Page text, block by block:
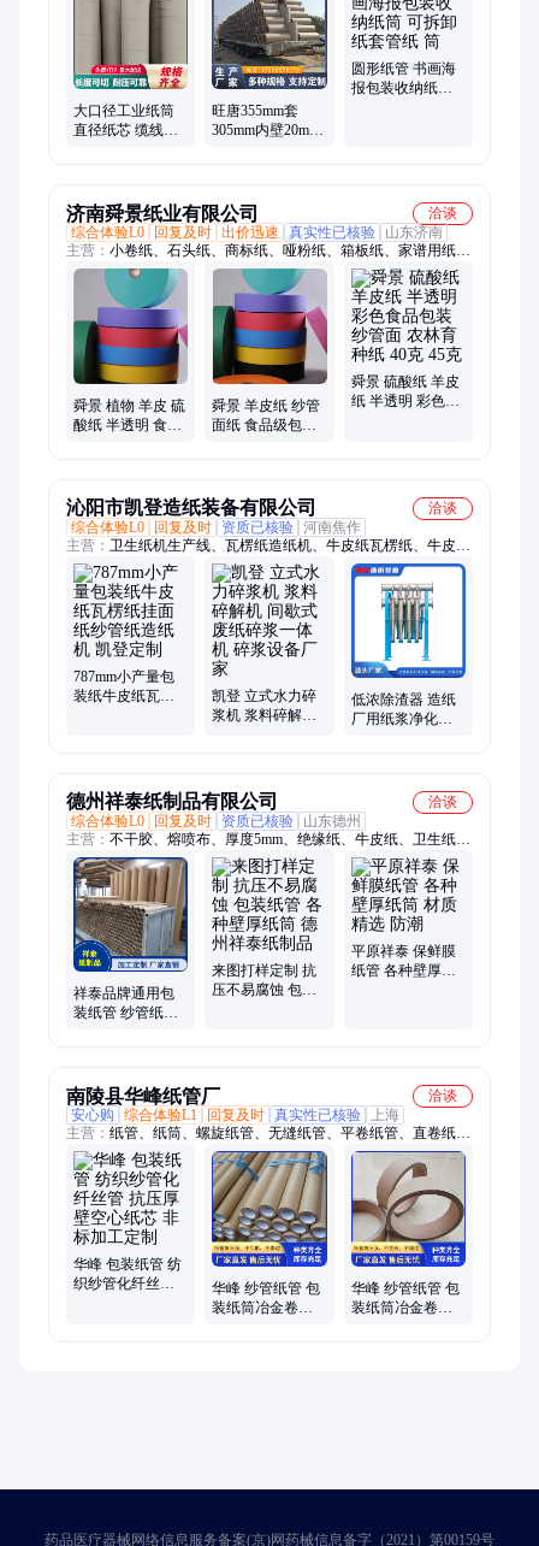
大口径工业纸筒
直径纸芯 缆线仪
旺唐355mm套
305mm内壁20mm
圆形纸管 书画海
报包装收纳纸筒
济南舜景纸业有限公司
洽谈
综合体验L0
回复及时 出价迅速 真实性已核验
山东济南
主营： 小卷纸、石头纸、商标纸、哑粉纸、箱板纸、家谱用纸、
双胶卡纸、宣传单纸、说明书纸、彩色杂志纸、说明书用纸、票
机打印纸、淋膜牛皮纸、打印标签纸、黄色牛皮纸、双面轻涂
纸、彩色打字纸、彩色薄页纸、厚铜版卡纸、粉数码彩印纸、手
提袋牛皮纸、米黄色道林纸、美术考试画纸、字典纸、防潮防油
舜景 植物 羊皮 硫
酸纸 半透明 食品
舜景 羊皮纸 纱管
面纸 食品级包装
舜景 硫酸纸 羊皮
纸 半透明 彩色食
沁阳市凯登造纸装备有限公司
洽谈
综合体验L0
回复及时 资质已核验 河南焦作
主营： 卫生纸机生产线、瓦楞纸造纸机、牛皮纸瓦楞纸、牛皮纸
造纸机、造纸工业设备、文化纸造纸机
787mm小产量包
装纸牛皮纸瓦楞
凯登 立式水力碎
浆机 浆料碎解机
低浓除渣器 造纸
厂用纸浆净化设
德州祥泰纸制品有限公司
洽谈
综合体验L0
回复及时 资质已核验
山东德州
主营： 不干胶、熔喷布、厚度5mm、绝缘纸、牛皮纸、卫生纸、
纸筒纸、纸制品、铝箔纸、胶带纸、卷绕纸、异形纸、口罩纸、
贴纸管、筒纸管、芯纸管、无纺布纸管、缠绕膜、管订做、内芯
管、手工diy、保鲜膜、er8夹头、定制管、镀锌板
祥泰品牌通用包
装纸管 纱管纸材
来图打样定制 抗
压不易腐蚀 包装
平原祥泰 保鲜膜
纸管 各种壁厚纸
南陵县华峰纸管厂
洽谈
安心购
综合体验L1 回复及时 真实性已核验
上海
主营： 纸管、纸筒、螺旋纸管、无缝纸管、平卷纸管、直卷纸
管、大纸管、小纸管
华峰 包装纸管 纺
织纱管化纤丝管
华峰 纱管纸管 包
装纸筒冶金卷轴
华峰 纱管纸管 包
装纸筒冶金卷轴
药品医疗器械网络信息服务备案(京)网药械信息备字（2021）第00159号